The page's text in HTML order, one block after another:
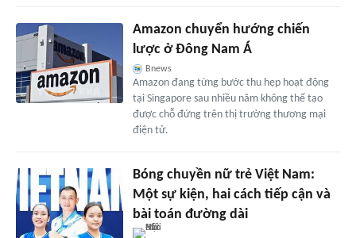
Amazon chuyển hướng chiến
lược ở Đông Nam Á
Bnews
Amazon đang từng bước thu hẹp hoạt động
tại Singapore sau nhiều năm không thể tạo
được chỗ đứng trên thị trường thương mại
điện tử.
Bóng chuyền nữ trẻ Việt Nam:
Một sự kiện, hai cách tiếp cận và
bài toán đường dài